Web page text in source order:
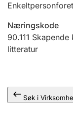
Offentlig
Næringskode
90.111 Skapende
litteratur
Søk i